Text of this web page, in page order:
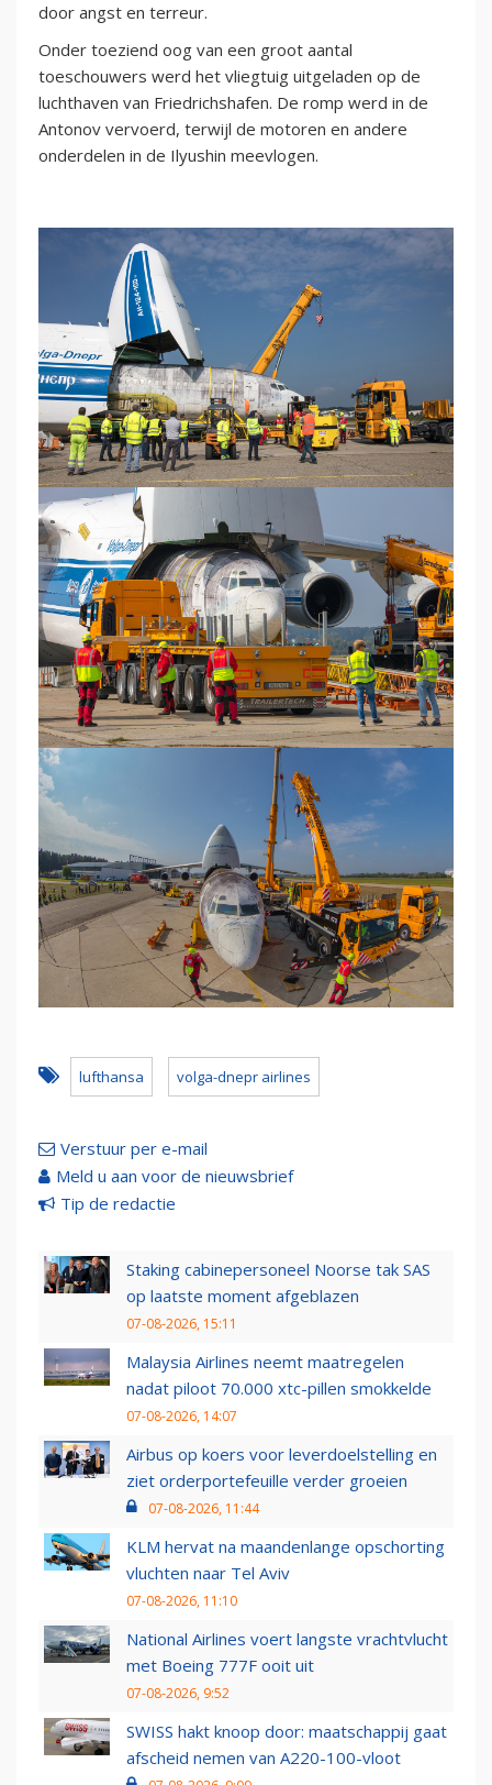
door angst en terreur.
Onder toeziend oog van een groot aantal
toeschouwers werd het vliegtuig uitgeladen op de
luchthaven van Friedrichshafen. De romp werd in de
Antonov vervoerd, terwijl de motoren en andere
onderdelen in de Ilyushin meevlogen.
lufthansa volga-dnepr airlines
Verstuur per e-mail
Meld u aan voor de nieuwsbrief
Tip de redactie
Staking cabinepersoneel Noorse tak SAS
op laatste moment afgeblazen
07-08-2026, 15:11
Malaysia Airlines neemt maatregelen
nadat piloot 70.000 xtc-pillen smokkelde
07-08-2026, 14:07
Airbus op koers voor leverdoelstelling en
ziet orderportefeuille verder groeien
07-08-2026, 11:44
KLM hervat na maandenlange opschorting
vluchten naar Tel Aviv
07-08-2026, 11:10
National Airlines voert langste vrachtvlucht
met Boeing 777F ooit uit
07-08-2026, 9:52
SWISS hakt knoop door: maatschappij gaat
afscheid nemen van A220-100-vloot